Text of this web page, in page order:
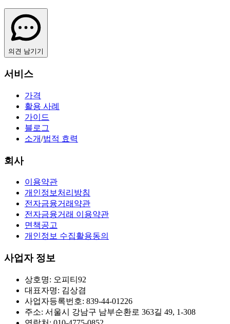
의견 남기기
서비스
가격
활용 사례
가이드
블로그
소개/법적 효력
회사
이용약관
개인정보처리방침
전자금융거래약관
전자금융거래 이용약관
면책공고
개인정보 수집활용동의
사업자 정보
상호명: 오피티92
대표자명: 김상겸
사업자등록번호: 839-44-01226
주소: 서울시 강남구 남부순환로 363길 49, 1-308